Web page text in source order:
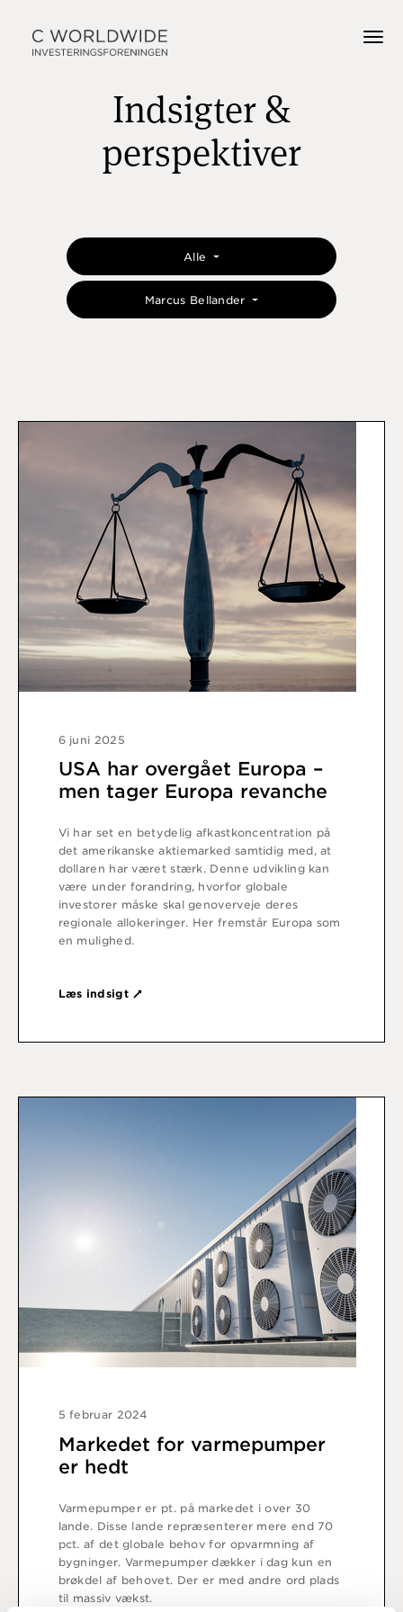
Indsigter &
perspektiver
Alle
Marcus Bellander
6 juni 2025
USA har overgået Europa –
men tager Europa revanche
Vi har set en betydelig afkastkoncentration på
det amerikanske aktiemarked samtidig med, at
dollaren har været stærk. Denne udvikling kan
være under forandring, hvorfor globale
investorer måske skal genoverveje deres
regionale allokeringer. Her fremstår Europa som
en mulighed.
Læs indsigt
5 februar 2024
Markedet for varmepumper
er hedt
Varmepumper er pt. på markedet i over 30
lande. Disse lande repræsenterer mere end 70
pct. af det globale behov for opvarmning af
bygninger. Varmepumper dækker i dag kun en
brøkdel af behovet. Der er med andre ord plads
til massiv vækst.